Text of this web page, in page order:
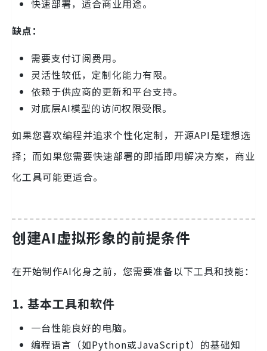
快速部署，适合商业用途。
缺点：
需要支付订阅费用。
灵活性较低，定制化能力有限。
依赖于供应商的更新和平台支持。
对底层AI模型的访问权限受限。
如果您喜欢编程并追求个性化定制，开源API是理想选
择；而如果您需要快速部署的即插即用解决方案，商业
化工具可能更适合。
创建AI虚拟形象的前提条件
在开始制作AI化身之前，您需要准备以下工具和技能：
1. 基本工具和软件
一台性能良好的电脑。
编程语言（如Python或JavaScript）的基础知